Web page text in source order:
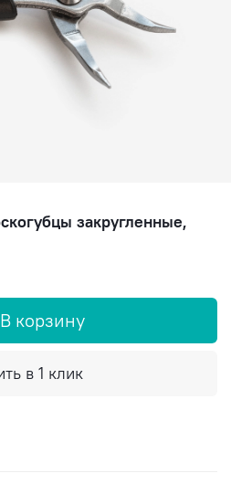
закругленные,
В корзину
в 1 клик